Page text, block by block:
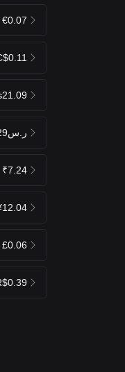
€0.07
ر.س0.29
₹7.24
£0.06